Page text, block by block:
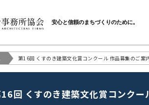
一般社団法人 兵庫県建
安心と信頼のまちづくりのために。
第16回 くすのき建築文化賞コンクール 作品募集のご案
回 くすのき建築文化賞コンク